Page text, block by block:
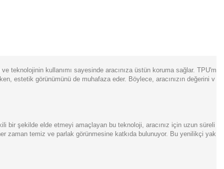
teknolojinin kullanımı sayesinde aracınıza üstün koruma sağlar. TPU'm
estetik görünümünü de muhafaza eder. Böylece, aracınızın değerini v
bir şekilde elde etmeyi amaçlayan bu teknoloji, aracınız için uzun süreli
zaman temiz ve parlak görünmesine katkıda bulunuyor. Bu yenilikçi yak